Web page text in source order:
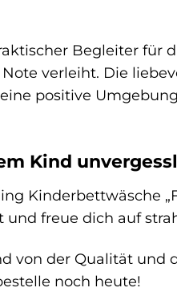
Begleiter für
verleiht. Die
positive
Kind
Kinderbettwäsche
freue dich auf
von der Qualität und
noch heute!